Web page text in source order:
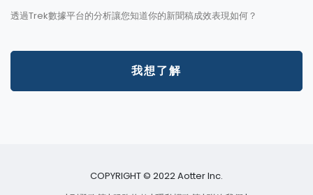
透過Trek數據平台的分析讓您知道你的新聞稿成效表現如何？
我想了解
COPYRIGHT © 2022 Aotter Inc.